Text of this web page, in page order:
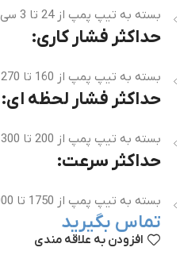
بسته به تیپ پمپ از 24 تا 3 سی سی بر دور
حداکثر فشار کاری:
بسته به تیپ پمپ از 160 تا 270 بار
حداکثر فشار لحظه ای:
بسته به تیپ پمپ از 200 تا 300 بار
حداکثر سرعت:
بسته به تیپ پمپ از 1750 تا 3000 دور بر دقیقه
تماس بگیرید
افزودن به علاقه مندی